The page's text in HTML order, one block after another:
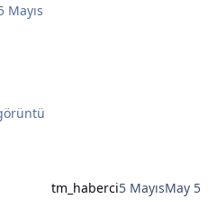
Mayıs
tm_haberci5 MayısMay 5